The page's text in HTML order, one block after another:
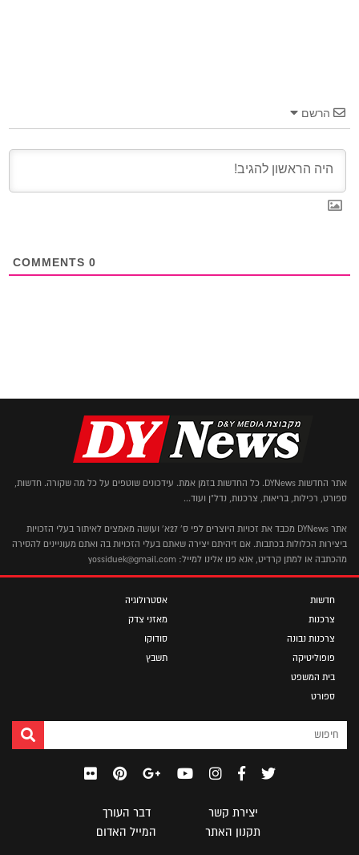
הרשם
0
אתר החדשות DYNews. כל החדשות בזמן אמת. עידכונים שוטפים על כל מה שקורה. חדשות,
ספורט, רכילות, בריאות, צרכנות, נדל"ן ועוד...
אתר DYNews מכבד את זכויות היוצרים לפי ס' 27א' ועושה מאמצים לאיתור בעלי הזכויות
ביצירות הכלולות בכתבות. אם זיהיתם יצירה שאתם בעלי הזכויות בה ואתם מעוניינים להסירה
מהכתבה או למתן קרדיט, אנא פנו אלינו למייל: yossiduek@gmail.com
חדשות
צרכנות
צרכנות נבונה
פופוליטיקה
בית המשפט
ספורט
אסטרולוגיה
מאזני צדק
סודוקו
תשבץ
יצירת קשר
דבר העורך
תקנון האתר
המייל האדום